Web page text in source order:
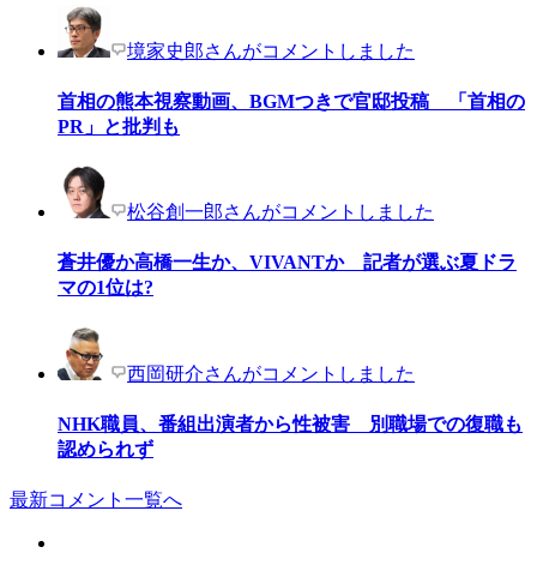
境家史郎さんがコメントしました
首相の熊本視察動画、BGMつきで官邸投稿 「首相の
PR」と批判も
松谷創一郎さんがコメントしました
蒼井優か高橋一生か、VIVANTか 記者が選ぶ夏ドラ
マの1位は?
西岡研介さんがコメントしました
NHK職員、番組出演者から性被害 別職場での復職も
認められず
最新コメント一覧へ